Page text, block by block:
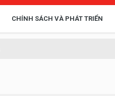
CHÍNH SÁCH VÀ PHÁT TRIỂN